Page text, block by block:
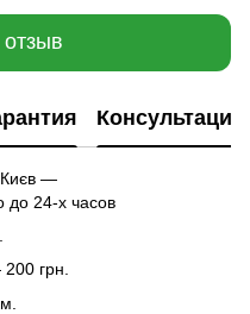
Консультация
Києв —
до 24-х часов
грн.